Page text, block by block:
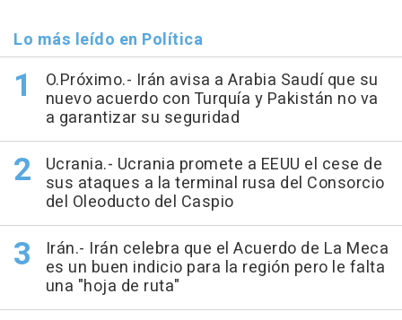
Lo más leído en Política
O.Próximo.- Irán avisa a Arabia Saudí que su
nuevo acuerdo con Turquía y Pakistán no va
a garantizar su seguridad
Ucrania.- Ucrania promete a EEUU el cese de
sus ataques a la terminal rusa del Consorcio
del Oleoducto del Caspio
Irán.- Irán celebra que el Acuerdo de La Meca
es un buen indicio para la región pero le falta
una "hoja de ruta"